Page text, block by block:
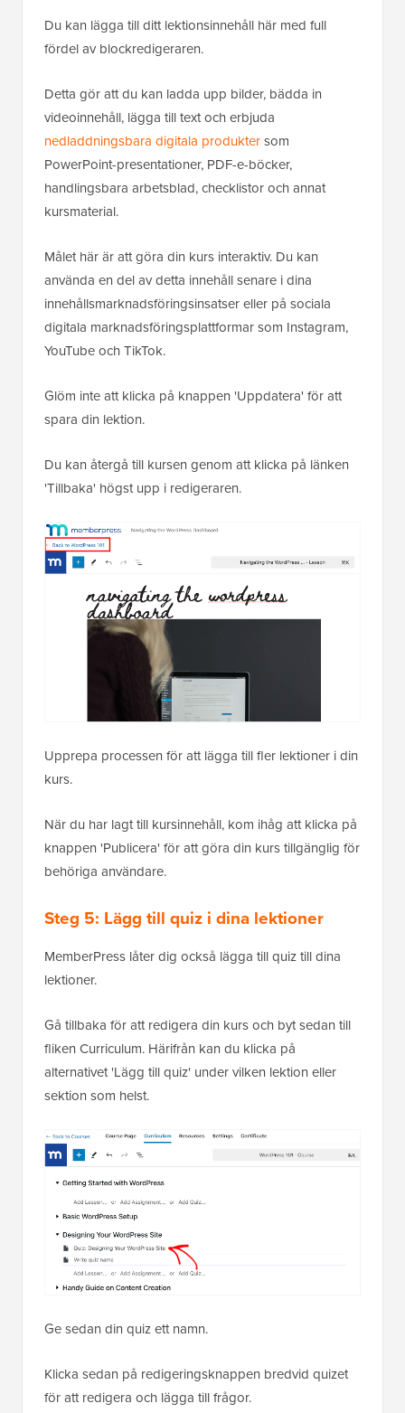
Du kan lägga till ditt lektionsinnehåll här med full
fördel av blockredigeraren.
Detta gör att du kan ladda upp bilder, bädda in
videoinnehåll, lägga till text och erbjuda
nedladdningsbara digitala produktersom
PowerPoint-presentationer, PDF-e-böcker,
handlingsbara arbetsblad, checklistor och annat
kursmaterial.
Målet här är att göra din kurs interaktiv. Du kan
använda en del av detta innehåll senare i dina
innehållsmarknadsföringsinsatser eller på sociala
digitala marknadsföringsplattformar som Instagram,
YouTube och TikTok.
Glöm inte att klicka på knappen 'Uppdatera' för att
spara din lektion.
Du kan återgå till kursen genom att klicka på länken
'Tillbaka' högst upp i redigeraren.
Upprepa processen för att lägga till fler lektioner i din
kurs.
När du har lagt till kursinnehåll, kom ihåg att klicka på
knappen 'Publicera' för att göra din kurs tillgänglig för
behöriga användare.
Steg 5: Lägg till quiz i dina lektioner
MemberPress låter dig också lägga till quiz till dina
lektioner.
Gå tillbaka för att redigera din kurs och byt sedan till
fliken Curriculum. Härifrån kan du klicka på
alternativet 'Lägg till quiz' under vilken lektion eller
sektion som helst.
Ge sedan din quiz ett namn.
Klicka sedan på redigeringsknappen bredvid quizet
för att redigera och lägga till frågor.